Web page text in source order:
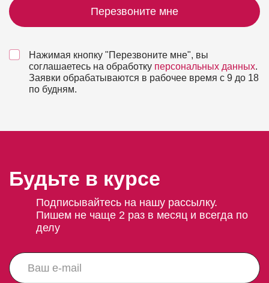
Перезвоните мне
Нажимая кнопку "Перезвоните мне", вы
соглашаетесь на обработку персональных данных.
Заявки обрабатываются в рабочее время с 9 до 18
по будням.
Будьте в курсе
Подписывайтесь на нашу рассылку.
Пишем не чаще 2 раз в месяц и всегда по
делу